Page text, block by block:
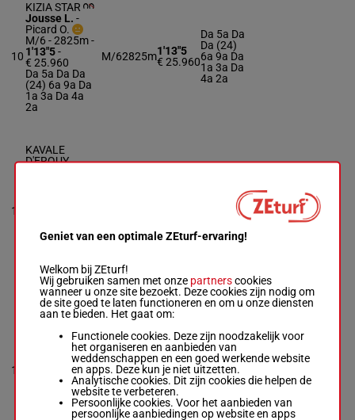
10
KIZIA STAR
Jousse L. -
Picard O.
M/6 - 2825m-
1'13"5-
€ 25.960
Da 5a Da Da
(24) 6a 9a Da
1a 3a Da 4a
2a
M/62825m1'13"5
€ 25.960
Da 5a Da
Da (24)
6a 9a Da
1a 3a Da
4a 2a
11
KAVALE
D'ERQUY
(24) Dm 1m
5m Da
5m Da
12
KALINA
Raffin O.
-
M/6 - 2825m-
€ 30.845
9a 6a 2a 2a
4a (24) 3a 0a
1a 2a Da 2a
M/62825m1'15"0
€ 30.845
9a 6a 2a
2a 4a
(24) 3a
0a 1a 2a
Geniet van een optimale ZEturf-ervaring!
Welkom bij ZEturf!
Wij gebruiken samen met onze partnerscookies
wanneer u onze site bezoekt. Deze cookies zijn nodig om
de site goed te laten functioneren en om u onze diensten
aan te bieden. Het gaat om:
Functionele cookies. Deze zijn noodzakelijk voor
het organiseren en aanbieden van
weddenschappen en een goed werkende website
en apps. Deze kun je niet uitzetten.
Analytische cookies. Dit zijn cookies die helpen de
website te verbeteren.
Persoonlijke cookies. Voor het aanbieden van
persoonlijke aanbiedingen op website en apps